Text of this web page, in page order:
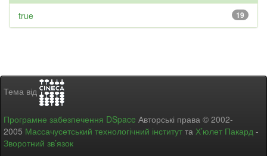
19
true
Тема від
Програмне забезпечення DSpace Авторські права © 2002-
2005 Массачусетський технологічний інститут та Х’юлет Пакард -
Зворотний зв’язок